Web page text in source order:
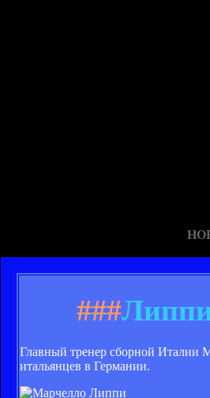
###
Главный тренер сборной Италии
итальянцев в Германии.